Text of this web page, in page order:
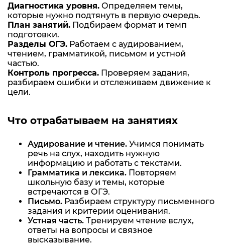
Диагностика уровня. Определяем темы,
которые нужно подтянуть в первую очередь.
План занятий. Подбираем формат и темп
подготовки.
Разделы ОГЭ. Работаем с аудированием,
чтением, грамматикой, письмом и устной
частью.
Контроль прогресса. Проверяем задания,
разбираем ошибки и отслеживаем движение к
цели.
Что отрабатываем на занятиях
Аудирование и чтение. Учимся понимать
речь на слух, находить нужную
информацию и работать с текстами.
Грамматика и лексика. Повторяем
школьную базу и темы, которые
встречаются в ОГЭ.
Письмо. Разбираем структуру письменного
задания и критерии оценивания.
Устная часть. Тренируем чтение вслух,
ответы на вопросы и связное
высказывание.